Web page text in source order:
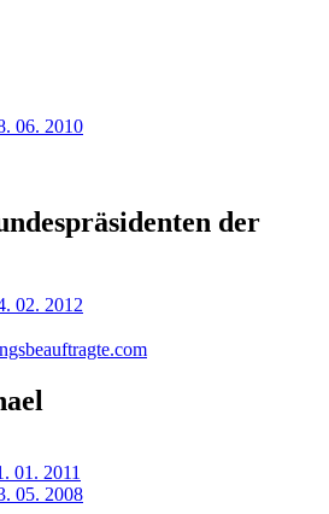
06. 2010
der
02. 2012
01. 2011
05. 2008